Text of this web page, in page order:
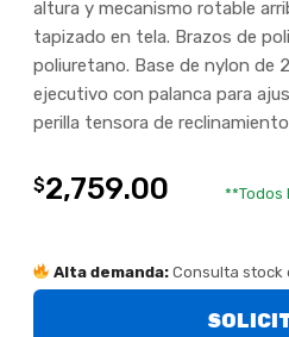
altura y mecanismo rotable
tapizado en tela. Brazos de
poliuretano. Base de nylon de
ejecutivo con palanca para
perilla tensora de
$2,759.00 **Todos
Alta demanda: Consulta stock